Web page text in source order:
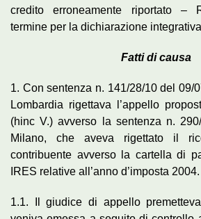
credito erroneamente riportato –
termine per la dichiarazione integrativa
Fatti di causa
1. Con sentenza n. 141/28/10 del 09/
Lombardia rigettava l’appello
(hinc V.) avverso la sentenza n.
Milano, che aveva rigettato il
contribuente avverso la cartella di
IRES relative all’anno d’imposta 2004.
1.1. Il giudice di appello